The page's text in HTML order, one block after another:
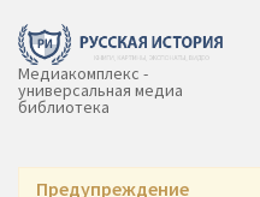
Медиакомплекс -
универсальная медиа
библиотека
Предупреждение